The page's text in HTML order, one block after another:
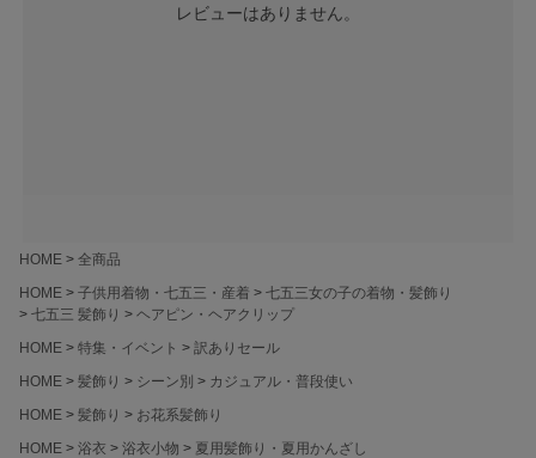
レビューはありません。
HOME
全商品
HOME
子供用着物・七五三・産着
七五三女の子の着物・髪飾り
七五三 髪飾り
ヘアピン・ヘアクリップ
HOME
特集・イベント
訳ありセール
HOME
髪飾り シーン別
カジュアル・普段使い
HOME
髪飾り
お花系髪飾り
HOME
浴衣 浴衣小物
夏用髪飾り・夏用かんざし